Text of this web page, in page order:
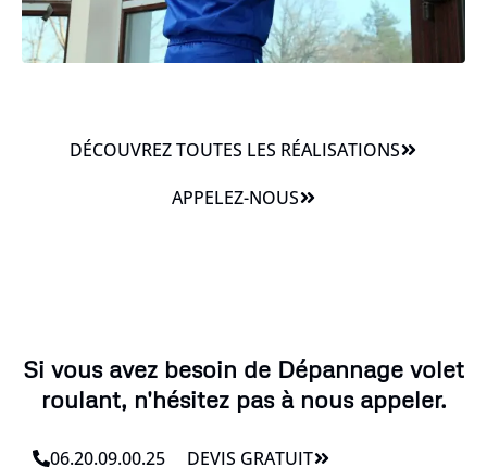
DÉCOUVREZ TOUTES LES RÉALISATIONS
APPELEZ-NOUS
Si vous avez besoin de Dépannage volet
roulant, n'hésitez pas à nous appeler.
06.20.09.00.25 DEVIS GRATUIT